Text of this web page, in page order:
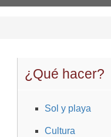
¿Qué hacer?
Sol y playa
Cultura